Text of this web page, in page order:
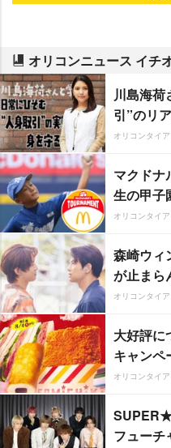
オリコンニュース イチ
川島海荷
引”のリ
オリコンタイ
マクドナ
生の甲子
オリコンタイ
森崎ウィ
が止まら
オリコンタイ
大好評に
キャンペ
オリコンタイ
フューチ